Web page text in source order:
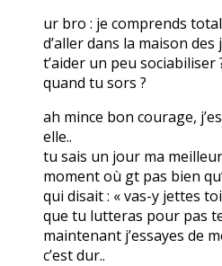
ur bro : je comprends
d’aller dans la maison
t’aider un peu
quand tu sors ?
ah mince bon courage,
elle..
tu sais un jour ma
moment où gt pas bien
qui disait : « vas-y jettes
que tu lutteras pour pas
maintenant j’essayes de
c’est dur..